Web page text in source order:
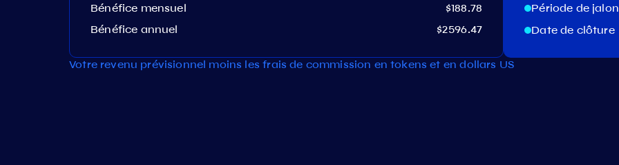
Bénéfice mensuel
$188.78
Bénéfice annuel
$2596.47
Période de
Date de clôture
Votre revenu prévisionnel moins les frais de commission en tokens et en dollars US